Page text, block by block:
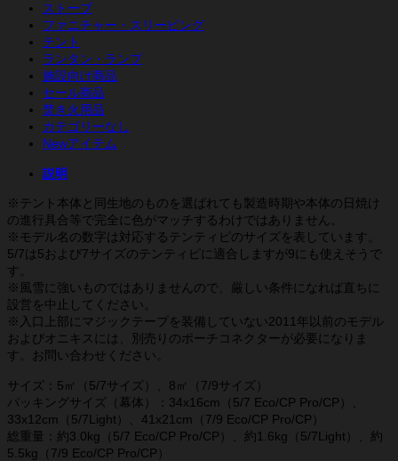
ストーブ
ファニチャー・スリーピング
テント
ランタン・ランプ
施設向け商品
セール商品
焚き火用品
カテゴリーなし
Newアイテム
説明
※テント本体と同生地のものを選ばれても製造時期や本体の日焼け
の進行具合等で完全に色がマッチするわけではありません。
※モデル名の数字は対応するテンティピのサイズを表しています。
5/7は5および7サイズのテンティピに適合しますが9にも使えそうで
す。
※風雪に強いものではありませんので、厳しい条件になれば直ちに
設営を中止してください。
※入口上部にマジックテープを装備していない2011年以前のモデル
およびオニキスには、別売りのポーチコネクターが必要になりま
す。お問い合わせください。
サイズ：5㎡（5/7サイズ）、8㎡（7/9サイズ）
パッキングサイズ（幕体）：34x16cm（5/7 Eco/CP Pro/CP）、
33x12cm（5/7Light）、41x21cm（7/9 Eco/CP Pro/CP）
総重量：約3.0kg（5/7 Eco/CP Pro/CP）、約1.6kg（5/7Light）、約
5.5kg（7/9 Eco/CP Pro/CP）